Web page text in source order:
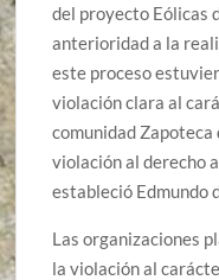
del proyecto Eólicas
anterioridad a la
este proceso
violación clara al
comunidad Zapoteca
violación al derecho
estableció Edmundo
Las organizaciones
la violación al